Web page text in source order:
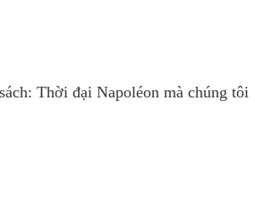
Thời đại Napoléon mà chúng tôi